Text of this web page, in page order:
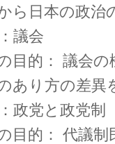
ら日本の政治
議会
目的： 議会
あり方の差異
政党と政党制
目的： 代議